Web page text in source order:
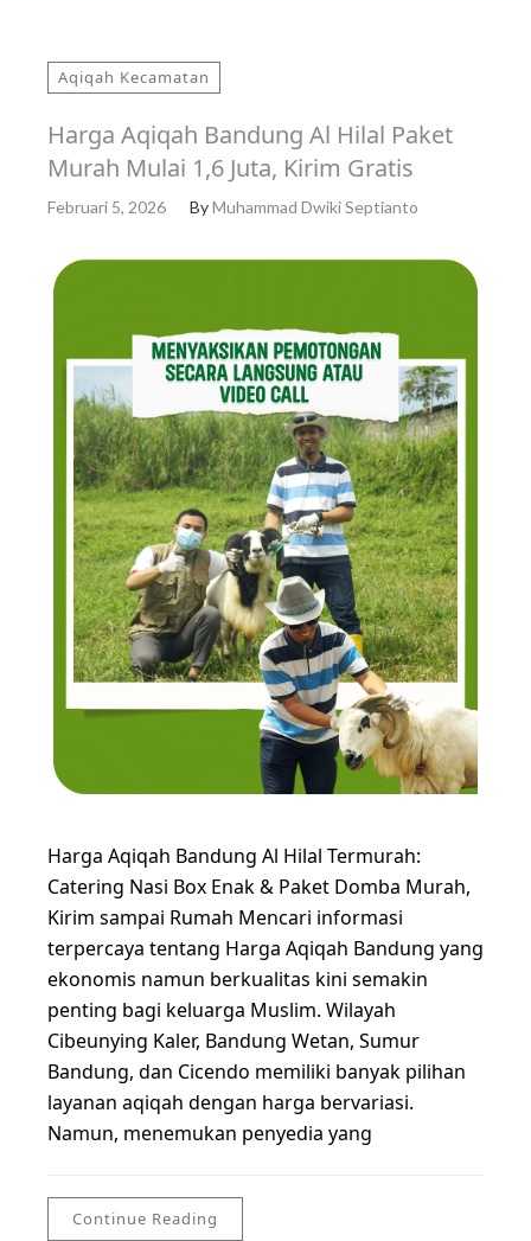
Aqiqah Kecamatan
Harga Aqiqah Bandung Al Hilal Paket
Murah Mulai 1,6 Juta, Kirim Gratis
Februari 5, 2026 ByMuhammad Dwiki Septianto
Harga Aqiqah Bandung Al Hilal Termurah:
Catering Nasi Box Enak & Paket Domba Murah,
Kirim sampai Rumah Mencari informasi
terpercaya tentang Harga Aqiqah Bandung yang
ekonomis namun berkualitas kini semakin
penting bagi keluarga Muslim. Wilayah
Cibeunying Kaler, Bandung Wetan, Sumur
Bandung, dan Cicendo memiliki banyak pilihan
layanan aqiqah dengan harga bervariasi.
Namun, menemukan penyedia yang
Continue Reading